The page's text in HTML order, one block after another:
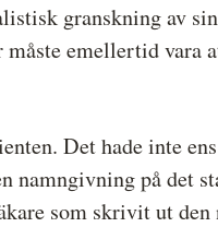
granskning av
emellertid vara
Det hade inte
namngivning på det
som skrivit ut den